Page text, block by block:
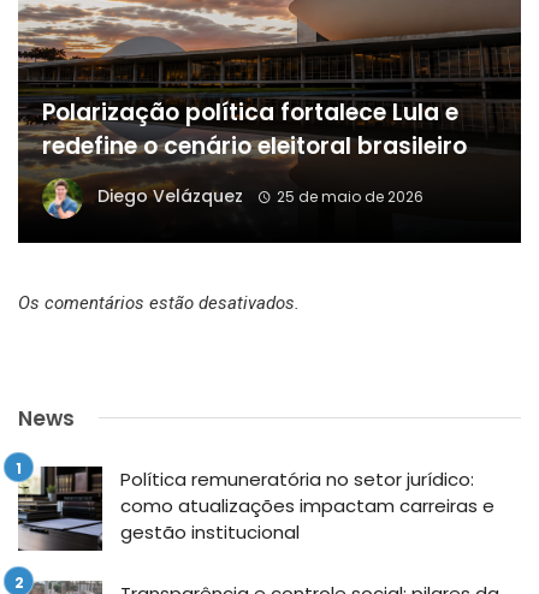
Polarização política fortalece Lula e
redefine o cenário eleitoral brasileiro
Diego Velázquez 25 de maio de 2026
Os comentários estão desativados.
News
Política remuneratória no setor jurídico:
como atualizações impactam carreiras e
gestão institucional